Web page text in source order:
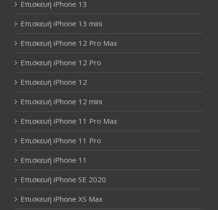
Επισκευή iPhone 13
Επισκευή iPhone 13 mini
Επισκευή iPhone 12 Pro Max
Επισκευή iPhone 12 Pro
Επισκευή iPhone 12
Επισκευή iPhone 12 mini
Επισκευή iPhone 11 Pro Max
Επισκευή iPhone 11 Pro
Επισκευή iPhone 11
Επισκευή iPhone SE 2020
Επισκευή iPhone XS Max